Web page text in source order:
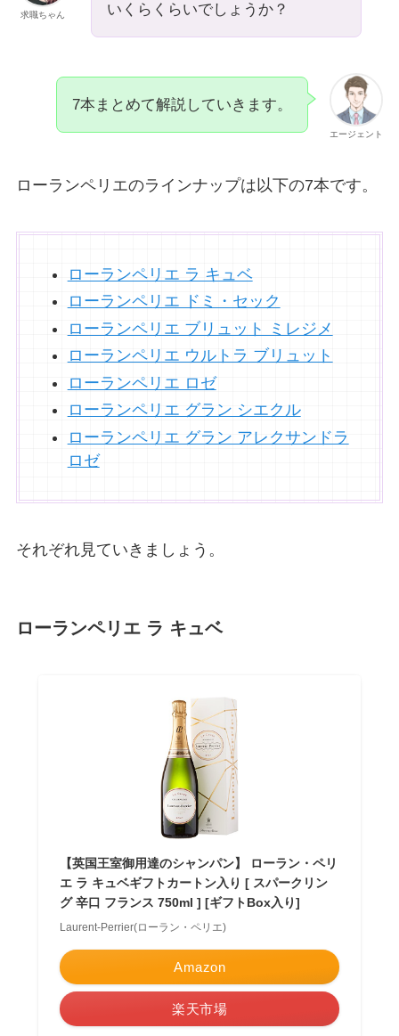
求職ちゃん
いくらくらいでしょうか？
エージェント
7本まとめて解説していきます。
ローランペリエのラインナップは以下の7本です。
ローランペリエ ラ キュベ
ローランペリエ ドミ・セック
ローランペリエ ブリュット ミレジメ
ローランペリエ ウルトラ ブリュット
ローランペリエ ロゼ
ローランペリエ グラン シエクル
ローランペリエ グラン アレクサンドラ
ロゼ
それぞれ見ていきましょう。
ローランペリエ ラ キュベ
【英国王室御用達のシャンパン】 ローラン・ペリ
エ ラ キュベギフトカートン入り [ スパークリン
グ 辛口 フランス 750ml ] [ギフトBox入り]
Laurent-Perrier(ローラン・ペリエ)
Amazon
楽天市場